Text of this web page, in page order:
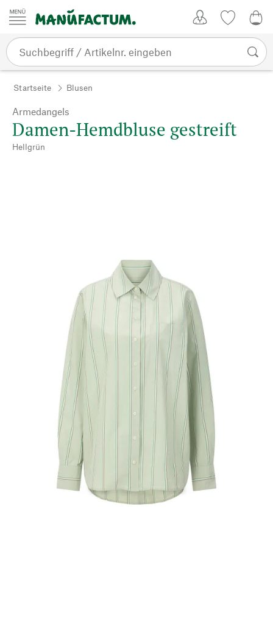
Zum Inhalt springen
Startseite Blusen
Armedangels
Damen-Hemdbluse gestreift
Hellgrün